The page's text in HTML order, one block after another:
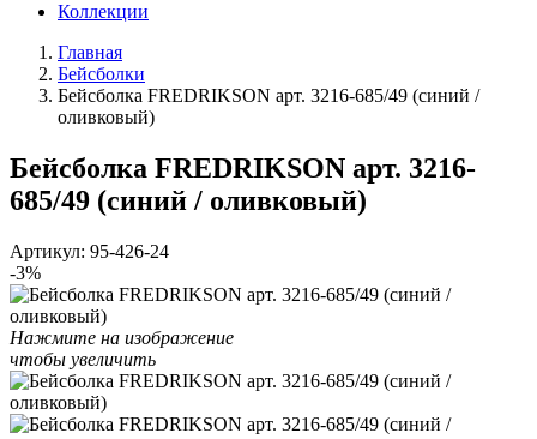
Коллекции
Главная
Бейсболки
Бейсболка FREDRIKSON арт. 3216-685/49 (синий /
оливковый)
Бейсболка FREDRIKSON арт. 3216-
685/49 (синий / оливковый)
Артикул: 95-426-24
-3%
Нажмите на изображение
чтобы увеличить